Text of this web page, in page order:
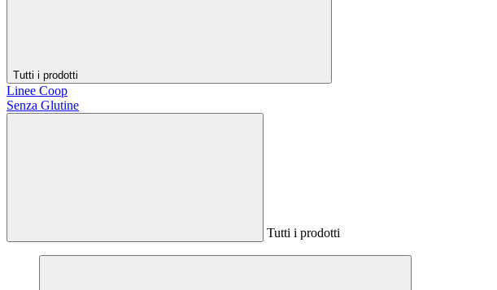
Tutti i prodotti
Linee Coop
Senza Glutine
Tutti i prodotti